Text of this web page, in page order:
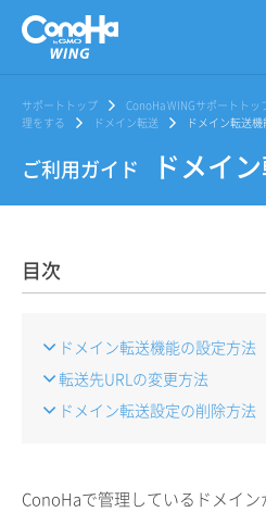
サポートトップ ConoHa WINGサポートトッ
理をする
ドメイン転送 ドメイン転送機
ご利用ガイド ドメイ
目次
ドメイン転送機能の設定方法
転送先URLの変更方法
ドメイン転送設定の削除方法
ConoHaで管理しているドメイ